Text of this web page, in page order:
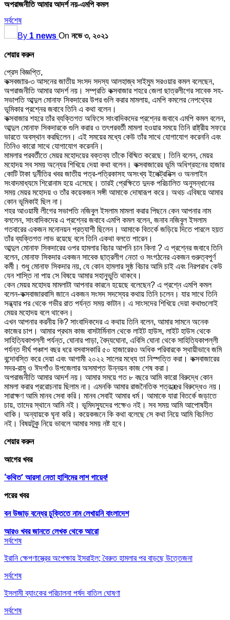
অপরাজনীতি আমার আদর্শ নয়-এমপি কমল
সর্বশেষ
By 1 news On নভে ৩, ২০২১
শেয়ার করুন
প্রেস বিজ্ঞপ্তি,
কক্সবজাার-৩ আসনের জাতীয় সংসদ সদস্য আলহাজ্ব সাইমুম সরওয়ার কমল বলেছেন,
অপরাজনীতি আমার আদর্শ নয়। সম্প্রতি কক্সবাজার শহরে জেলা ছাত্রলীগের সাবেক সহ-
সভাপতি আব্দুল মোনাফ সিকদারের উপর গুলি করার মামলায়, এমপি কমলের নেপথ্যের
ভূমিকার প্রশ্নের জবাবে তিনি এ কথা বলেন।
কক্সবাজার শহরে তাঁর ব্যক্তিগত অফিসে সাংবাদিকদের প্রশ্নের জবাবে এমপি কমল বলেন,
আব্দুল মোনাফ সিকদারকে গুলি করার ও তৎপরবর্তী মামলা হওয়ার সময়ে তিনি রাষ্ট্রীয় সফরে
ভারতে অবস্থান করছিলেন। এই সময়ের মধ্যে কেউ তাঁর সাথে যোগাযোগ করেননি এবং
তিনিও কারো সাথে যোগাযোগ করেননি।
মামলার পরবর্তীতে মেয়র মহোদয়ের বক্তব্য তাঁকে বিষ্মিত করেছে। তিনি বলেন, মেয়র
মহোদয় সব সময় অন্যের শিখিয়ে দেয়া কথা বলেন। কক্সবাজারের ভূমি অধিগ্রহনের হাজার
কোটি টাকা দুর্নীতির খবর জাতীয় পত্র-পত্রিকাসহ অসংখ্য ইলেক্ট্রনিক্স ও অনলাইন
সংবাদমাধ্যমে শিরোনাম হয়ে এসেছে। তারই প্রেক্ষিতে দুদক পরিচালিত অনুসন্ধানের
সময় মেয়র মহোদয় ও তাঁর কয়েকজন সঙ্গী আমাকে দোষারূপ করে। অথচ এবিষয়ে আমার
কোন ভূমিকাই ছিল না।
শহর আওয়ামী লীগের সভাপতি নজিবুল ইসলাম মামলা করার পিছনে কেন আপনার নাম
বললেন, সাংবাদিকদের এ প্রশ্নের জবাবে এমপি কমল বলেন, জনাব নজিবুল ইসলাম
গতবারের একজন মনোনয়ন প্রত্যাশী ছিলেন। আমাকে বিতর্কে জড়িয়ে দিতে পারলে হয়ত
তাঁর ব্যক্তিগত লাভ রয়েছে বলে তিনি একথা বলতে পারেন।
আব্দুল মোনাফ সিকদারের ওপর হামলার বিচার আপনি চান কিনা ? এ প্রশ্নের জবাবে তিনি
বলেন, মোনাফ সিকদার একজন সাবেক ছাত্রলীগ নেতা ও সংগঠনের একজন গুরুত্বপুর্ণ
কর্মী। শুধু মোনাফ সিকদার নয়, যে কোন হামলার সুষ্ঠ বিচার আমি চাই এবং নিরপরাধ কেউ
যেন শাস্তি না পায় সে বিষয়ে আমার সহানুভুতি থাকবে।
কেন মেয়র মহোদয় মামলাটা আপনার কারনে হয়েছে বলেছেন? এ প্রশ্নে এমপি কমল
বলেন-কক্সবাজারবাসি জানে একজন সংসদ সদস্যের কথায় তিনি চলেন। যার সাথে তিনি
সন্ধ্যার পর থেকে গভীর রাত পর্যন্ত সময় কাটান। এ সাংসদের শিখিয়ে দেয়া কথাগুলোই
মেয়র মহোদয় বলে থাকেন।
এখন আপনার করনীয় কি? সাংবাদিকদের এ কথায় তিনি বলেন, আমার সামনে অনেক
কাজের চাপ। আমার প্রথম কাজ বাসটার্মিনাল থেকে লাইট হাউস, লাইট হাউস থেকে
সাহিত্যিকাপল্লী পর্যন্ত, ঘোনার পাড়া, বৈদ্যঘোনা, এবিসি ঘোনা থেকে সাহিত্যিকাপল্লী
পর্যন্ত দীর্ঘ পঞ্চাশ বছর ধরে বসবাসকারি ৫০ হাজারেরও অধিক পরিবারকে স্থায়ীভাবে জমি
বন্দোবস্তি করে দেয়া এবং আগামী ২০২২ সালের মধ্যে তা নিস্পত্তি করা। কক্সবাজারের
সদর-রামু ও ঈদগাঁও উপজেলার অসমাপ্ত উন্নয়ন কাজ শেষ করা।
অপরাজনীতি আমার আদর্শ নয়। আমার সময়ে গত ৮ বছরে আমি কারো বিরুদ্ধে কোন
মামলা করার প্ররোচনায় ছিলাম না। এমনকি আমার রাজনৈতিক শত্রæর বিরুদ্ধেও নয়।
সারাক্ষণ আমি মানব সেবা করি। মানব সেবাই আমার ধর্ম। আমাকে যারা বিতর্কে জড়াতে
চায়, তাদের স্থানে আমি নই। ভূমিদস্যুদের পক্ষেও নই। সব সময় আমি আপোষহীন
থাকি। অন্যায়কে ঘৃনা করি। কয়েকজনে কি কথা বলেছে সে কথা নিয়ে আমি বিচলিত
নই। বিষয়টুকু নিয়ে ভাবলে আমার সময় নষ্ট হবে।
শেয়ার করুন
আগের খবর
‘কথিত’ আরসা নেতা হাশিমের লাশ গায়েব!
পরের খবর
বন উজাড় বন্ধের চুক্তিতে নাম লেখায়নি বাংলাদেশ
আরও খবর জানতে লেখক থেকে আরো
সর্বশেষ
ইরানি ক্ষেপণাস্ত্রের অপেক্ষায় ইসরাইল; বৈরুত হামলার পর বাড়ছে উত্তেজনা
সর্বশেষ
ইসলামী ব্যাংকের পরিচালনা পর্ষদ বাতিল ঘোষণা
সর্বশেষ